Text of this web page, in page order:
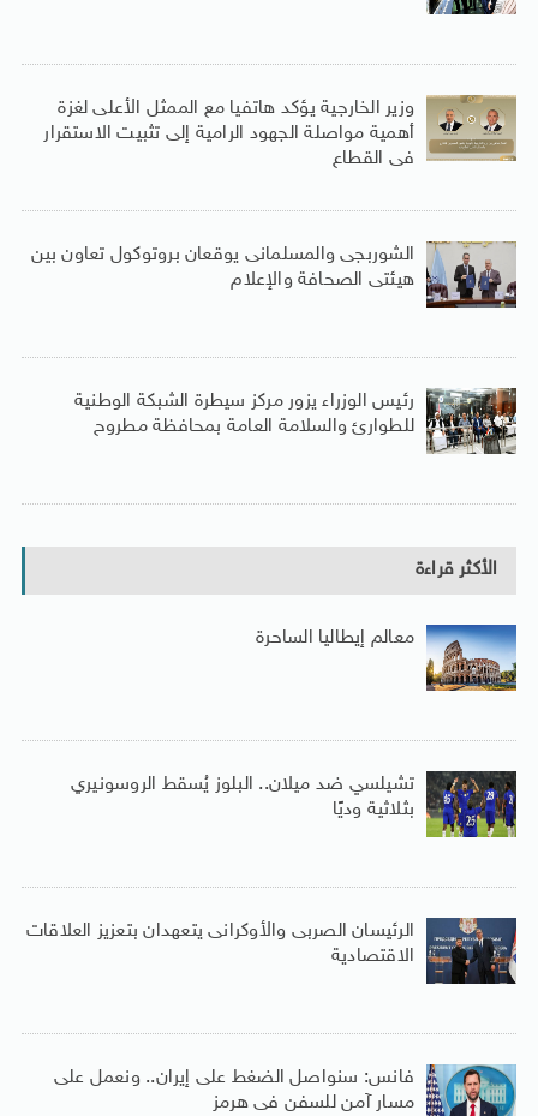
وزير الخارجية يؤكد هاتفيا مع الممثل الأعلى لغزة
أهمية مواصلة الجهود الرامية إلى تثبيت الاستقرار
فى القطاع
الشوربجى والمسلمانى يوقعان بروتوكول تعاون بين
هيئتى الصحافة والإعلام
رئيس الوزراء يزور مركز سيطرة الشبكة الوطنية
للطوارئ والسلامة العامة بمحافظة مطروح
الأكثر قراءة
معالم إيطاليا الساحرة
تشيلسي ضد ميلان.. البلوز يُسقط الروسونيري
بثلاثية وديًا
الرئيسان الصربى والأوكرانى يتعهدان بتعزيز العلاقات
الاقتصادية
فانس: سنواصل الضغط على إيران.. ونعمل على
مسار آمن للسفن فى هرمز